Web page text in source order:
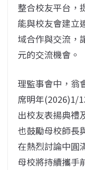
整合校友平台，
能與校友會建立
域合作與交流，
元的交流機會。
理監事會中，翁
席明年(2026)1/
出校友表揚典禮
也鼓勵母校師長
在熱烈討論中圓
母校將持續攜手